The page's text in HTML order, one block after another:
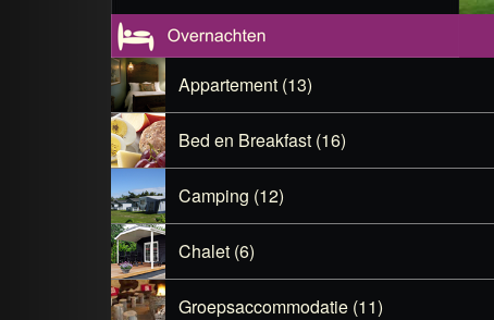
Appartement (13)
Bed en Breakfast (16)
Camping (12)
Chalet (6)
Groepsaccommodatie (11)